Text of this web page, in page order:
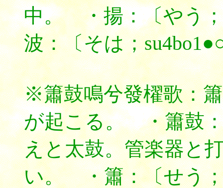
中。 ・揚：〔やう
波：〔そは；
※簫鼓鳴兮發櫂歌：
が起こる。 ・簫鼓：
えと太鼓。管楽器と
い。 ・簫：〔せう